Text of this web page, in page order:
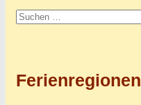
Suchen
Ferienregionen